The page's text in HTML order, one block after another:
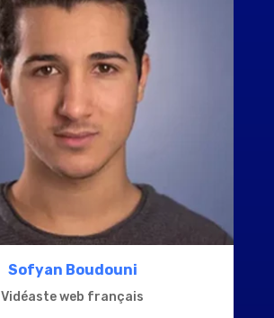
Sofyan Boudouni
Vidéaste web français